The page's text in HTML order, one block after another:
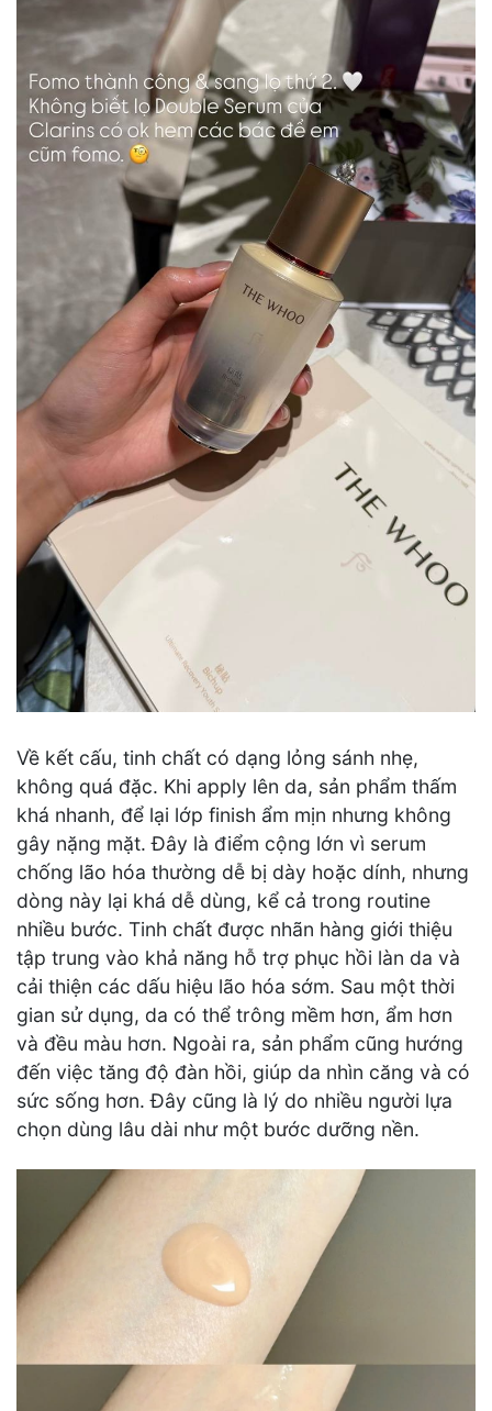
Về kết cấu, tinh chất có dạng lỏng sánh nhẹ,
không quá đặc. Khi apply lên da, sản phẩm thấm
khá nhanh, để lại lớp finish ẩm mịn nhưng không
gây nặng mặt. Đây là điểm cộng lớn vì serum
chống lão hóa thường dễ bị dày hoặc dính, nhưng
dòng này lại khá dễ dùng, kể cả trong routine
nhiều bước. Tinh chất được nhãn hàng giới thiệu
tập trung vào khả năng hỗ trợ phục hồi làn da và
cải thiện các dấu hiệu lão hóa sớm. Sau một thời
gian sử dụng, da có thể trông mềm hơn, ẩm hơn
và đều màu hơn. Ngoài ra, sản phẩm cũng hướng
đến việc tăng độ đàn hồi, giúp da nhìn căng và có
sức sống hơn. Đây cũng là lý do nhiều người lựa
chọn dùng lâu dài như một bước dưỡng nền.